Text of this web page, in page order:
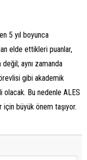
5 yıl boyunca
elde ettikleri puanlar,
aynı zamanda
gibi akademik
olacak. Bu nedenle ALES
büyük önem taşıyor.